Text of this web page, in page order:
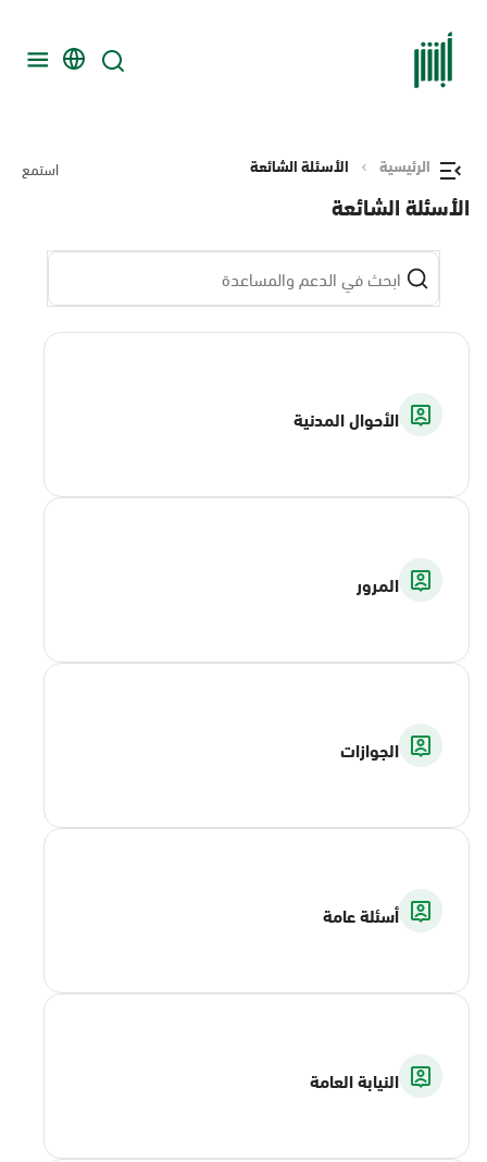
الرئيسية الأسئلة الشائعة استمع
الأسئلة الشائعة
الأحوال المدنية
المرور
الجوازات
أسئلة عامة
النيابة العامة